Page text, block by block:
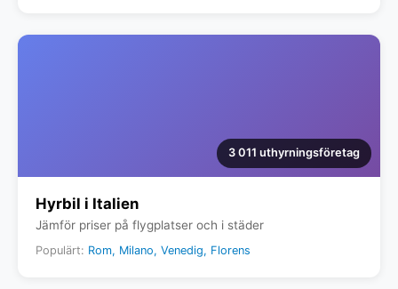
3 011 uthyrningsföretag
Hyrbil i Italien
Jämför priser på flygplatser och i städer
Populärt: Rom, Milano, Venedig, Florens